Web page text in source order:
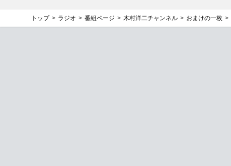
トップ ラジオ 番組ページ 木村洋二チャンネル おまけの一枚